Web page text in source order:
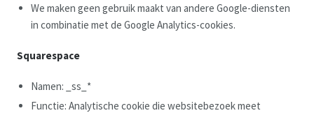
We maken geen gebruik maakt van andere Google-diensten
in combinatie met de Google Analytics-cookies.
Squarespace
Namen: _ss_*
Functie: Analytische cookie die websitebezoek meet